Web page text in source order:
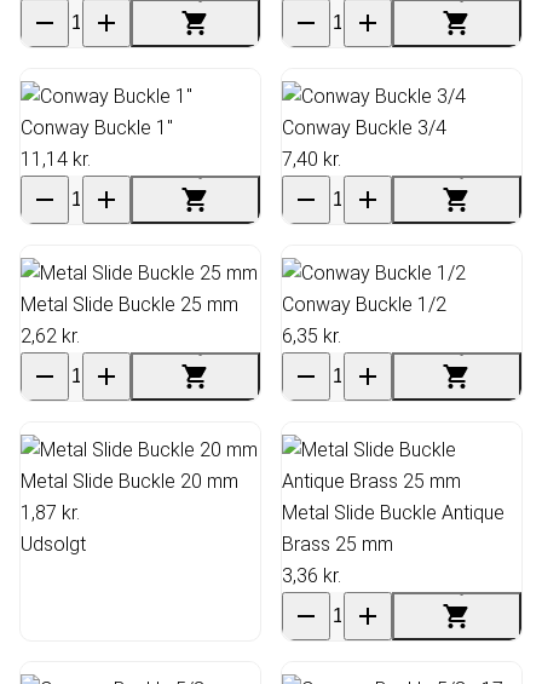
Conway Buckle 1"
11,14 kr.
Conway Buckle 3/4
7,40 kr.
Metal Slide Buckle 25 mm
2,62 kr.
Conway Buckle 1/2
6,35 kr.
Metal Slide Buckle 20 mm
1,87 kr.
Udsolgt
Metal Slide Buckle Antique
Brass 25 mm
3,36 kr.